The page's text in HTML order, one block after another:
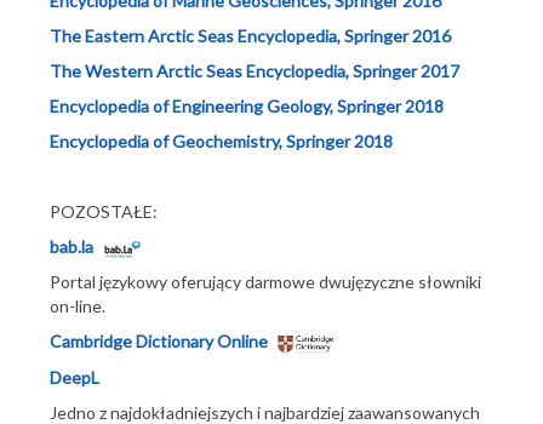
The Eastern Arctic Seas Encyclopedia, Springer 2016
The Western Arctic Seas Encyclopedia, Springer 2017
Encyclopedia of Engineering Geology, Springer 2018
Encyclopedia of Geochemistry, Springer 2018
POZOSTAŁE:
bab.la
Portal językowy oferujący darmowe dwujęzyczne słowniki
on-line.
Cambridge Dictionary Online
DeepL
Jedno z najdokładniejszych i najbardziej zaawansowanych